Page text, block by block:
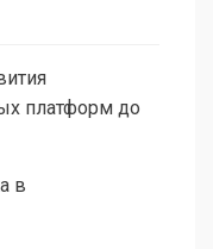
платформ до
в